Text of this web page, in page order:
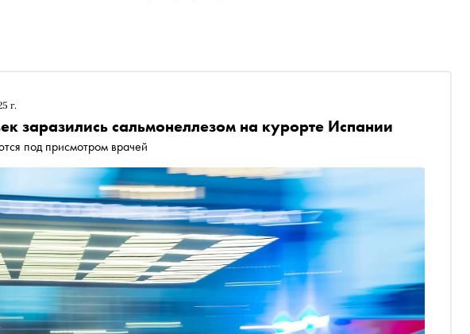
г.
заразились сальмонеллезом на курорте Испании
под присмотром врачей